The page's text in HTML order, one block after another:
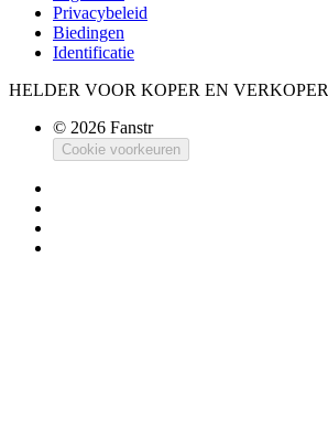
Privacybeleid
Biedingen
Identificatie
HELDER VOOR KOPER EN VERKOPER
© 2026 Fanstr
Cookie voorkeuren